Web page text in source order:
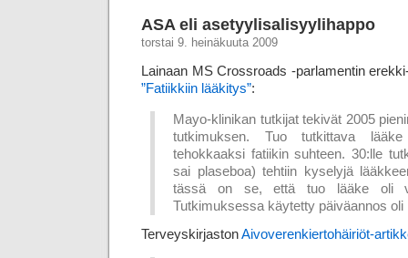
ASA eli asetyylisalisyylihappo
torstai 9. heinäkuuta 2009
Lainaan MS Crossroads -parlamentin
”Fatiikkiin lääkitys”:
Mayo-klinikan tutkijat tekivät 2005
tutkimuksen. Tuo tutkittava
tehokkaaksi fatiikin suhteen. 30:lle
sai plaseboa) tehtiin kyselyjä
tässä on se, että tuo lääke oli
Tutkimuksessa käytetty päiväannos oli
TerveyskirjastonAivoverenkiertohäiriöt-